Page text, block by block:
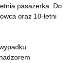
pasażerka. Do
oraz 10-letni